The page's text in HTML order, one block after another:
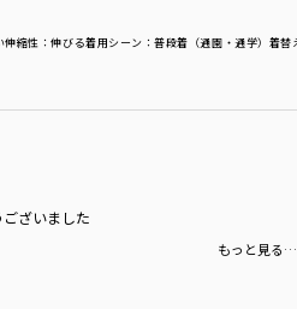
伸縮性 ：伸びる着用シーン ：普段着（通園・通学） 着替
ざいました
もっと見る…